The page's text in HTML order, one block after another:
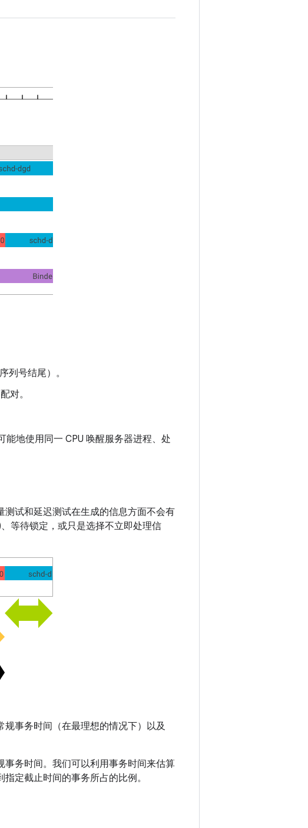
列号结尾）。
对。
能地使用同一 CPU 唤醒服务器进程、处
试和延迟测试在生成的信息方面不会有
等待锁定，或只是选择不立即处理信
事务时间（在最理想的情况下）以及
务时间。我们可以利用事务时间来估算
定截止时间的事务所占的比例。